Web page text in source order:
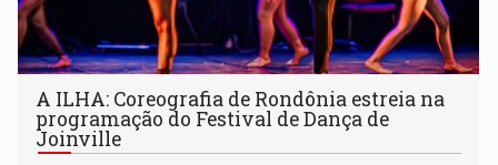
A ILHA: Coreografia de Rondônia estreia na
programação do Festival de Dança de
Joinville